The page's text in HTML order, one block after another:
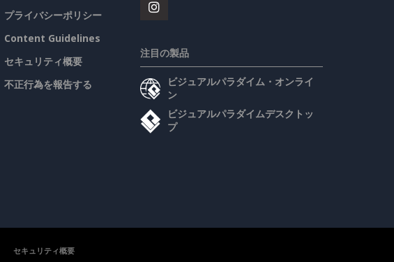
プライバシーポリシー
Content Guidelines
セキュリティ概要
不正行為を報告する
注目の製品
ビジュアルパラダイム・オンライ
ン
ビジュアルパラダイムデスクトッ
プ
セキュリティ概要